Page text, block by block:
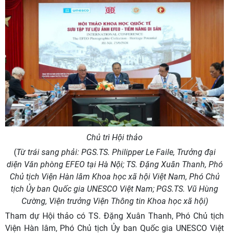
Chủ trì Hội thảo
(Từ trái sang phải: PGS.TS. Philipper Le Faile, Trưởng đại
diện Văn phòng EFEO tại Hà Nội; TS. Đặng Xuân Thanh, Phó
Chủ tịch Viện Hàn lâm Khoa học xã hội Việt Nam, Phó Chủ
tịch Ủy ban Quốc gia UNESCO Việt Nam; PGS.TS. Vũ Hùng
Cường, Viện trưởng Viện Thông tin Khoa học xã hội)
Tham dự Hội thảo có TS. Đặng Xuân Thanh, Phó Chủ tịch
Viện Hàn lâm, Phó Chủ tịch Ủy ban Quốc gia UNESCO Việt